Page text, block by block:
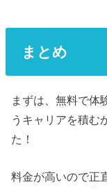
まとめ
まずは、無料で体
うキャリアを積む
た！
料金が高いので正